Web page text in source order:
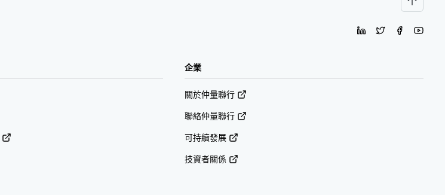
企業
關於仲量聯行
聯絡仲量聯行
可持續發展
技資者關係